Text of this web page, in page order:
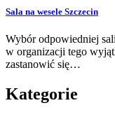
Sala na wesele Szczecin
Wybór odpowiedniej
w organizacji tego
zastanowić się…
Kategorie